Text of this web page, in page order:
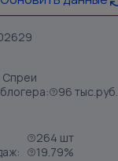
96 тыс.руб.
264 шт
19.79%